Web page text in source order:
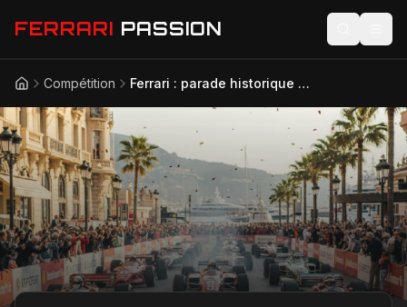
FERRARI PASSION
Actualités
Modèles
Compétition
Technologie
Lifestyle
AccueilCompétition Ferrari : parade historique à Monaco ce week-end, 12 monoplaces légendaires à l'honneur